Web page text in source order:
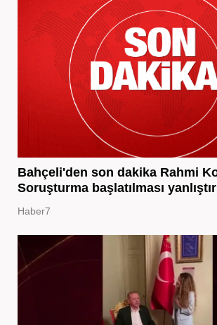
Bahçeli'den son dakika Rahmi
Soruşturma başlatılması yanlıştır
Haber7